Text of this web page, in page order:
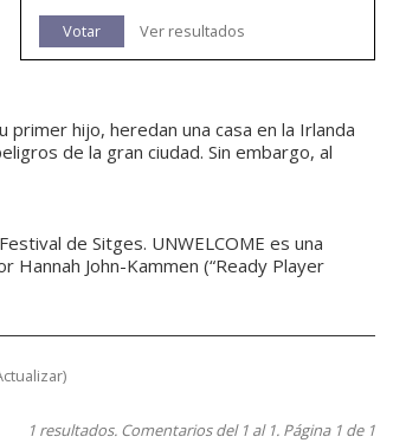
Votar Ver resultados
primer hijo, heredan una casa en la Irlanda
de la gran ciudad. Sin embargo, al
de Sitges. UNWELCOME es una
John-Kammen (“Ready Player
)
1 resultados. Comentarios del 1 al 1. Página 1 de 1